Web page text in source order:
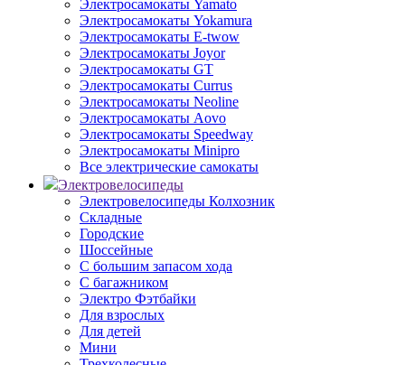
Электросамокаты Yamato
Электросамокаты Yokamura
Электросамокаты E-twow
Электросамокаты Joyor
Электросамокаты GT
Электросамокаты Currus
Электросамокаты Neoline
Электросамокаты Aovo
Электросамокаты Speedway
Электросамокаты Minipro
Все электрические самокаты
Электровелосипеды
Электровелосипеды Колхозник
Складные
Городские
Шоссейные
С большим запасом хода
С багажником
Электро Фэтбайки
Для взрослых
Для детей
Мини